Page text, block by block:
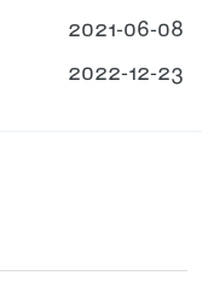
2021-06-08
2022-12-23